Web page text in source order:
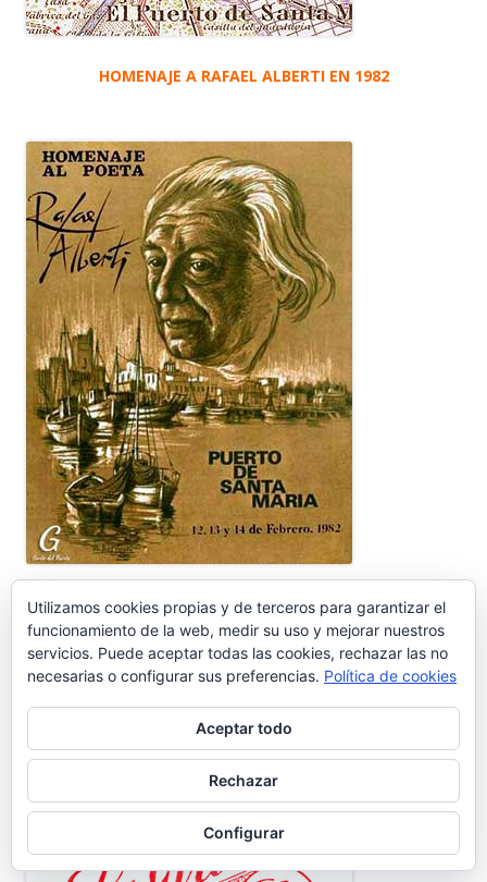
HOMENAJE A RAFAEL ALBERTI EN 1982
ULTRAMARINOS LA GIRALDA
Utilizamos cookies propias y de terceros para garantizar el
funcionamiento de la web, medir su uso y mejorar nuestros
servicios. Puede aceptar todas las cookies, rechazar las no
necesarias o configurar sus preferencias. Política de cookies
Aceptar todo
Rechazar
Configurar